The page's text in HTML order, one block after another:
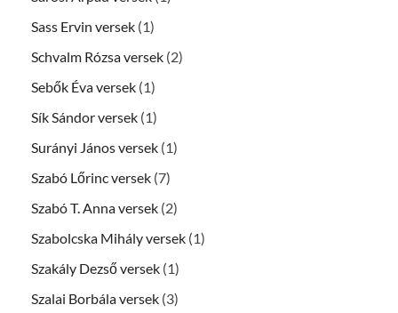
Sass Ervin versek (1)
Schvalm Rózsa versek (2)
Sebők Éva versek (1)
Sík Sándor versek (1)
Surányi János versek (1)
Szabó Lőrinc versek (7)
Szabó T. Anna versek (2)
Szabolcska Mihály versek (1)
Szakály Dezső versek (1)
Szalai Borbála versek (3)